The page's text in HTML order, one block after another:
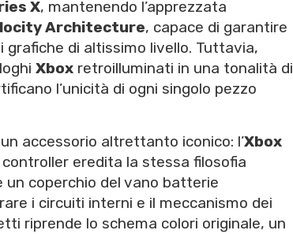
X, mantenendo l’apprezzata
Architecture, capace di garantire
di altissimo livello. Tuttavia,
Xbox retroilluminati in una tonalità di
l’unicità di ogni singolo pezzo
accessorio altrettanto iconico: l’Xbox
controller eredita la stessa filosofia
coperchio del vano batterie
i circuiti interni e il meccanismo dei
riprende lo schema colori originale, un